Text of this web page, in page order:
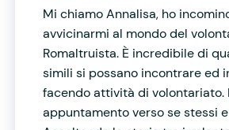
Mi chiamo Annalisa, ho
avvicinarmi al mondo del
Romaltruista. È incredibile di
simili si possano incontrare ed
facendo attività di volontariato.
appuntamento verso se stessi